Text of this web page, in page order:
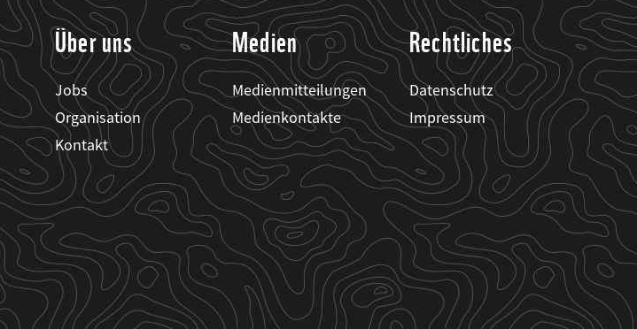
Über uns
Jobs
Organisation
Kontakt
Medien
Medienmitteilungen
Medienkontakte
Rechtliches
Datenschutz
Impressum